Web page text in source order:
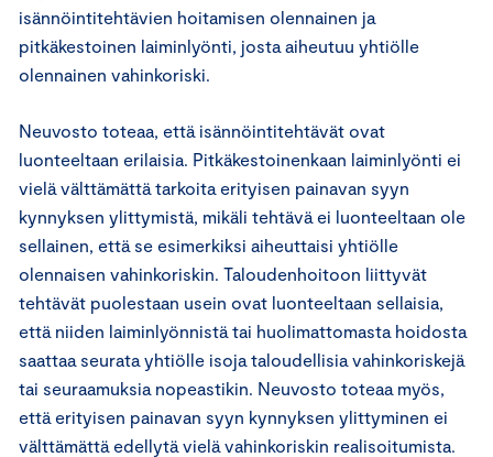
isännöintitehtävien hoitamisen olennainen ja
pitkäkestoinen laiminlyönti, josta aiheutuu yhtiölle
olennainen vahinkoriski.
Neuvosto toteaa, että isännöintitehtävät ovat
luonteeltaan erilaisia. Pitkäkestoinenkaan laiminlyönti ei
vielä välttämättä tarkoita erityisen painavan syyn
kynnyksen ylittymistä, mikäli tehtävä ei luonteeltaan ole
sellainen, että se esimerkiksi aiheuttaisi yhtiölle
olennaisen vahinkoriskin. Taloudenhoitoon liittyvät
tehtävät puolestaan usein ovat luonteeltaan sellaisia,
että niiden laiminlyönnistä tai huolimattomasta hoidosta
saattaa seurata yhtiölle isoja taloudellisia vahinkoriskejä
tai seuraamuksia nopeastikin. Neuvosto toteaa myös,
että erityisen painavan syyn kynnyksen ylittyminen ei
välttämättä edellytä vielä vahinkoriskin realisoitumista.